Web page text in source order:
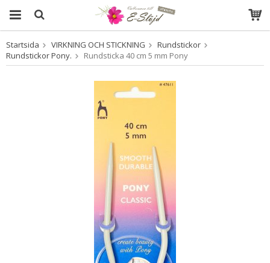
Produkten har blivit tillagd i varukorgen
Startsida VIRKNING OCH STICKNING
Rundstickor
Rundstickor Pony.
Rundsticka 40 cm 5 mm Pony